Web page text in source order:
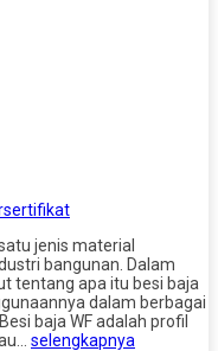
jenis material
bangunan. Dalam
tentang apa itu besi baja
dalam berbagai
baja WF adalah profil
selengkapnya